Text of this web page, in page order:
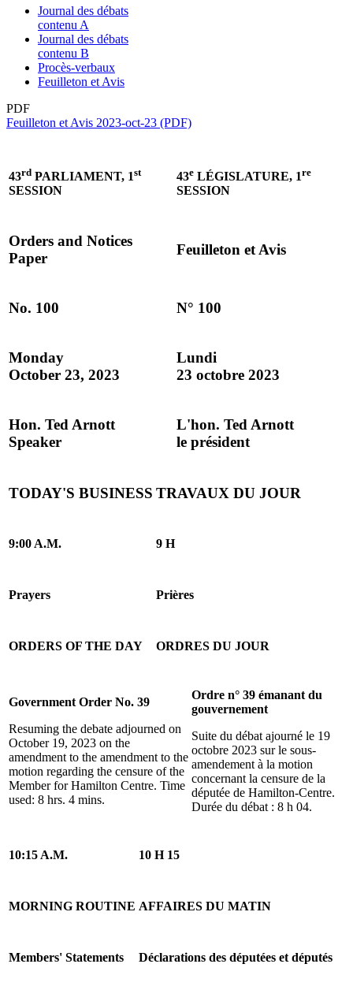
Journal des débats
contenu A
Journal des débats
contenu B
Procès-verbaux
Feuilleton et Avis
PDF
Feuilleton et Avis 2023-oct-23 (PDF)
43rd PARLIAMENT, 1st
SESSION
43e LÉGISLATURE, 1re
SESSION
Orders and Notices
Paper
Feuilleton et Avis
No. 100 N° 100
Monday
October 23, 2023
Lundi
23 octobre 2023
Hon. Ted Arnott
Speaker
L'hon. Ted Arnott
le président
TODAY'S BUSINESS TRAVAUX DU JOUR
9:00 A.M. 9 H
Prayers Prières
ORDERS OF THE DAY ORDRES DU JOUR
Government Order No. 39
Resuming the debate adjourned on
October 19, 2023 on the
amendment to the amendment to the
motion regarding the censure of the
Member for Hamilton Centre. Time
used: 8 hrs. 4 mins.
Ordre n° 39 émanant du
gouvernement
Suite du débat ajourné le 19
octobre 2023 sur le sous-
amendement à la motion
concernant la censure de la
députée de Hamilton-Centre.
Durée du débat : 8 h 04.
10:15 A.M. 10 H 15
MORNING ROUTINE AFFAIRES DU MATIN
Members' Statements Déclarations des députées et députés